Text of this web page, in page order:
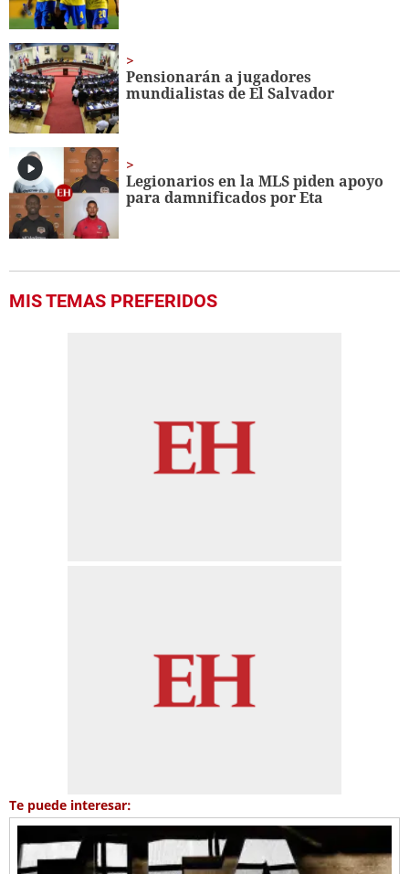
Pensionarán a jugadores
mundialistas de El Salvador
Legionarios en la MLS piden apoyo
para damnificados por Eta
MIS TEMAS PREFERIDOS
Te puede interesar: